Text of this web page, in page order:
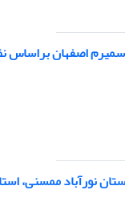
اصفهان براساس
نورآباد ممسنی،